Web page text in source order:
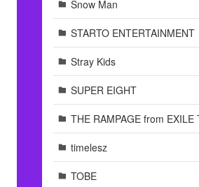
Snow Man
STARTO ENTERTAINMENT
Stray Kids
SUPER EIGHT
THE RAMPAGE from EXILE
timelesz
TOBE